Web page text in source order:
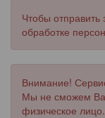
Чтобы
обработке
Внимание!
Мы не сможем
физическое лицо.